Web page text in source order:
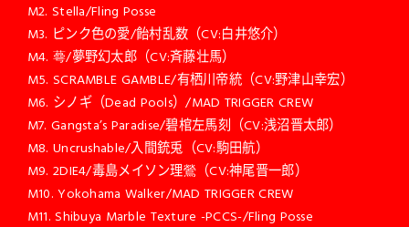
M2. Stella/Fling Posse
M3. ピンク色の愛/飴村乱数（CV:白井悠介）
M4. 蕚/夢野幻太郎（CV:斉藤壮馬）
M5. SCRAMBLE GAMBLE/有栖川帝統（CV:野津山幸宏）
M6. シノギ（Dead Pools）/MAD TRIGGER CREW
M7. Gangsta’s Paradise/碧棺左馬刻（CV:浅沼晋太郎）
M8. Uncrushable/入間銃兎（CV:駒田航）
M9. 2DIE4/毒島メイソン理鶯（CV:神尾晋一郎）
M10. Yokohama Walker/MAD TRIGGER CREW
M11. Shibuya Marble Texture -PCCS-/Fling Posse